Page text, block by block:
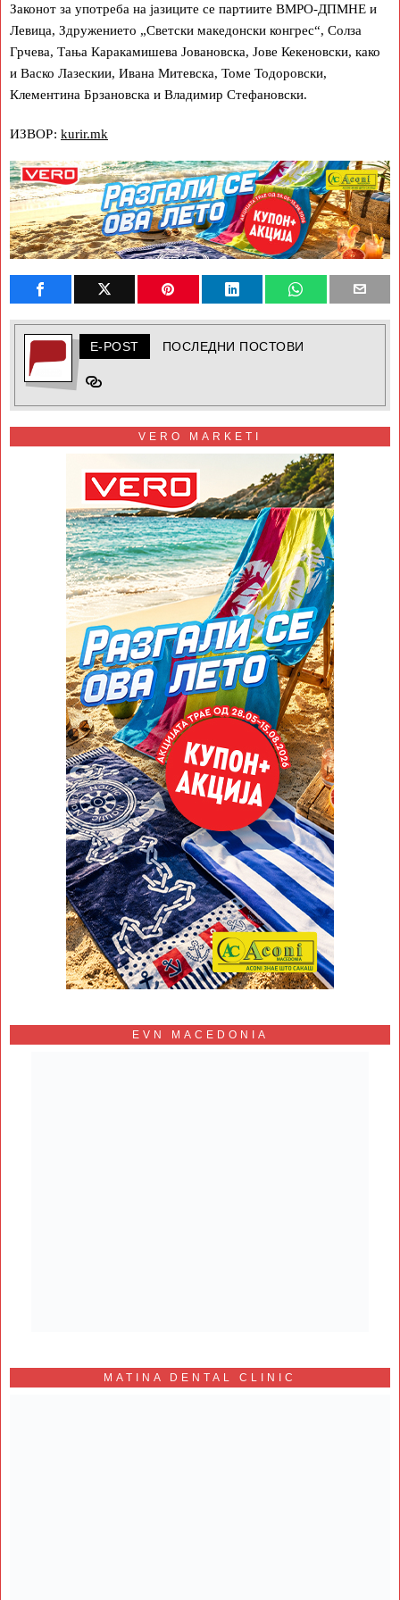
Законот за употреба на јазиците се партиите ВМРО-ДПМНЕ и
Левица, Здружението „Светски македонски конгрес“, Солза
Грчева, Тања Каракамишева Јовановска, Јове Кекеновски, како
и Васко Лазескии, Ивана Митевска, Томе Тодоровски,
Клементина Брзановска и Владимир Стефановски.
ИЗВОР: kurir.mk
E-POST ПОСЛЕДНИ ПОСТОВИ
VERO MARKETI
EVN MACEDONIA
MATINA DENTAL CLINIC